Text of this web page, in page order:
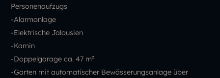
Personenaufzugs
-Alarmanlage
-Elektrische Jalousien
-Kamin
-Doppelgarage ca. 47 m²
-Garten mit automatischer Bewässerungsanlage über